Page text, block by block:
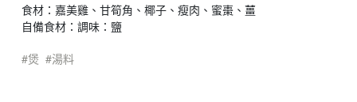
食材：嘉美雞、甘筍角、椰子、瘦肉、蜜棗、薑
自備食材：調味：鹽
煲 湯料